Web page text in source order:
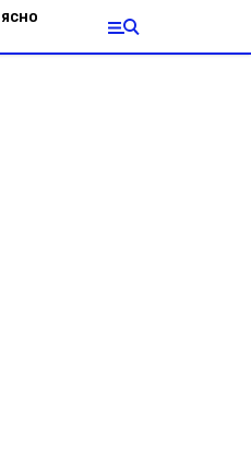
ясно